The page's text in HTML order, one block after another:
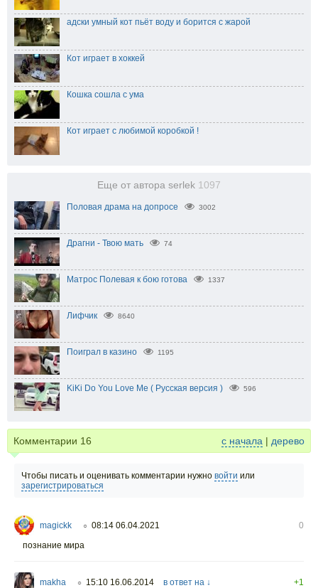
адски умный кот пьёт воду и борится с жарой
Кот играет в хоккей
Кошка сошла с ума
Кот играет с любимой коробкой !
Еще от автора serlek 1097
Половая драма на допросе 3002
Драгни - Твою мать 74
Матрос Полевая к бою готова 1337
Лифчик 8640
Поиграл в казино 1195
KiKi Do You Love Me ( Русская версия ) 596
Комментарии 16 с начала | дерево
Чтобы писать и оценивать комментарии нужно войти или
зарегистрироваться
magickk ○ 08:14 06.04.2021
0
познание мира
makha ○ 15:10 16.06.2014 в ответ на ↓
+1